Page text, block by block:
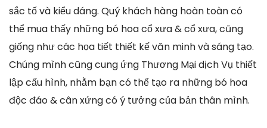
sắc tố và kiểu dáng. Quý khách hàng hoàn toàn có
thể mua thấy những bó hoa cổ xưa & cổ xưa, cũng
giống như các họa tiết thiết kế văn minh và sáng tạo.
Chúng mình cũng cung ứng Thương Mại dịch Vụ thiết
lập cấu hình, nhằm bạn có thể tạo ra những bó hoa
độc đáo & cân xứng có ý tưởng của bản thân mình.